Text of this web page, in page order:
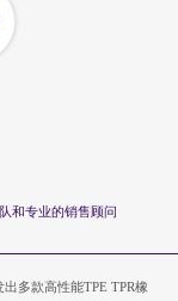
和专业的销售顾问
多款高性能TPE TPR橡